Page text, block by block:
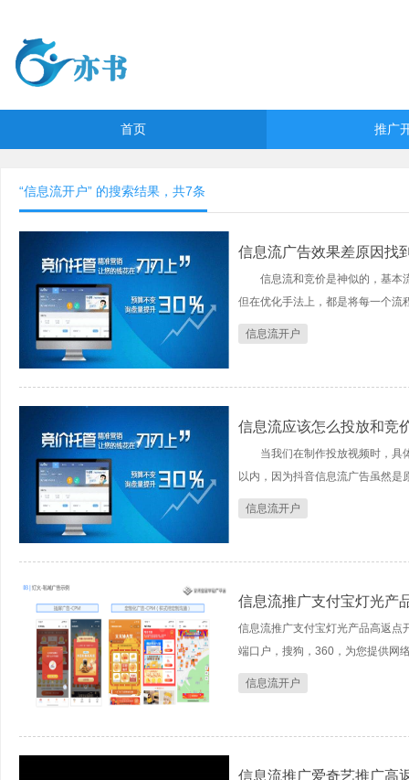
首页 推广
“信息流开户” 的搜索结果，共7条
信息流广告效果差原因找
信息流和竞价是神似的，基本
但在优化手法上，都是将每一个流
信息流开户
信息流应该怎么投放和竞
当我们在制作投放视频时，具
以内，因为抖音信息流广告虽然是
信息流开户
信息流推广支付宝灯光产
信息流推广支付宝灯光产品高返点
端口户，搜狗，360，为您提供网
信息流开户
信息流推广爱奇艺推广高